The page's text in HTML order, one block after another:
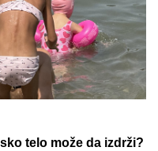
telo može da izdrži?